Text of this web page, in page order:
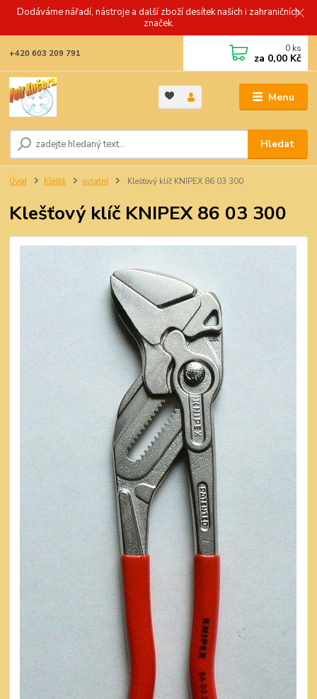
Dodáváme nářadí, nástroje a další zboží desítek našich i zahraničních
značek.
Menu
Hledat
+420 603 209 791 0 ks
za 0,00 Kč
Úvod Kleště ostatní Klešťový klíč KNIPEX 86 03 300
Klešťový klíč KNIPEX 86 03 300